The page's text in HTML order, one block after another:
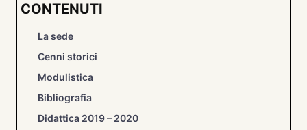
CONTENUTI
La sede
Cenni storici
Modulistica
Bibliografia
Didattica 2019 – 2020